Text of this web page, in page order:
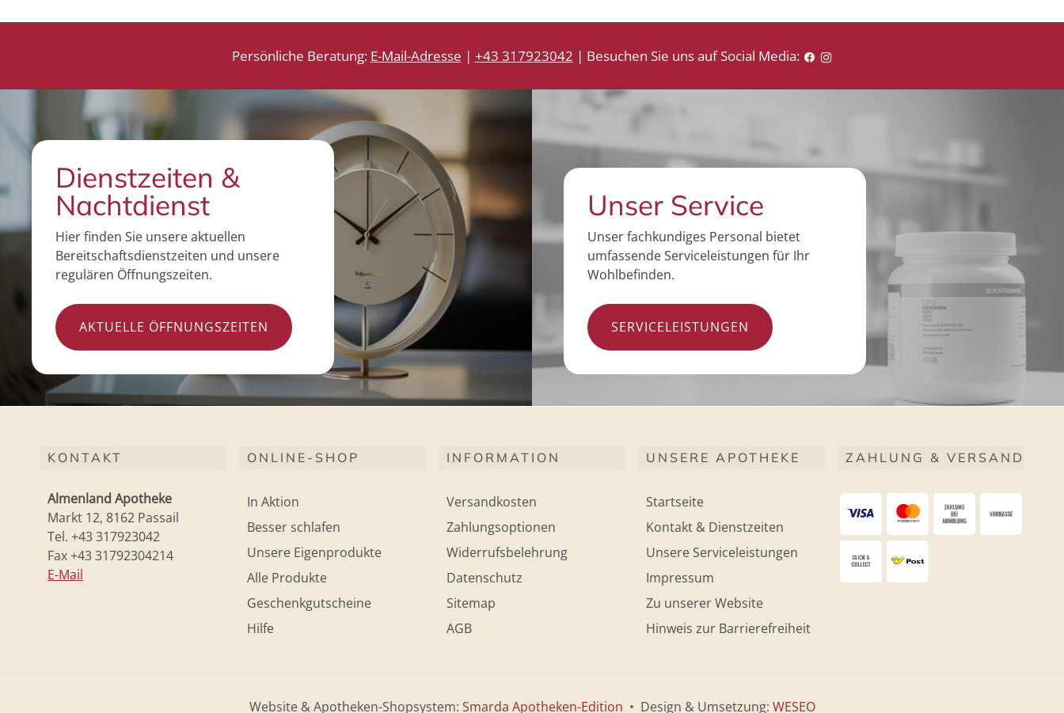
Persönliche Beratung: E-Mail-Adresse | +43 317923042 | Besuchen Sie uns auf Social Media:
Dienstzeiten &
Nachtdienst
Hier finden Sie unsere aktuellen
Bereitschaftsdienstzeiten und unsere
regulären Öffnungszeiten.
AKTUELLE ÖFFNUNGSZEITEN
Unser Service
Unser fachkundiges Personal bietet
umfassende Serviceleistungen für Ihr
Wohlbefinden.
SERVICELEISTUNGEN
KONTAKT
Almenland Apotheke
Markt 12, 8162 Passail
Tel. +43 317923042
Fax +43 31792304214
E-Mail
ONLINE-SHOP
In Aktion
Besser schlafen
Unsere Eigenprodukte
Alle Produkte
Geschenkgutscheine
Hilfe
INFORMATION
Versandkosten
Zahlungsoptionen
Widerrufsbelehrung
Datenschutz
Sitemap
AGB
UNSERE APOTHEKE
Startseite
Kontakt & Dienstzeiten
Unsere Serviceleistungen
Impressum
Zu unserer Website
Hinweis zur Barrierefreiheit
ZAHLUNG & VERSAND
Website & Apotheken-Shopsystem: Smarda Apotheken-Edition • Design & Umsetzung: WESEO